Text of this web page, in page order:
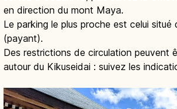
en direction du mont Maya.
Le parking le plus proche est celui situé
(payant).
Des restrictions de circulation peuvent
autour du Kikuseidai : suivez les